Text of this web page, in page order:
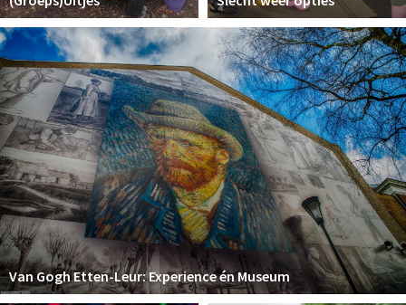
Van Gogh Etten-Leur: Experience én Museum